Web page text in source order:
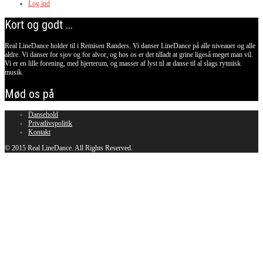
Log ind
Kort og godt ...
Real LineDance holder til i Remisen Randers. Vi danser LineDance på alle niveauer og alle
aldre. Vi danser for sjov og for alvor, og hos os er det tilladt at grine ligeså meget man vil.
Vi er en lille forening, med hjerterum, og masser af lyst til at danse til al slags rytmisk
musik.
Mød os på
Dansehold
Privatlivspolitik
Kontakt
© 2015 Real LineDance. All Rights Reserved.